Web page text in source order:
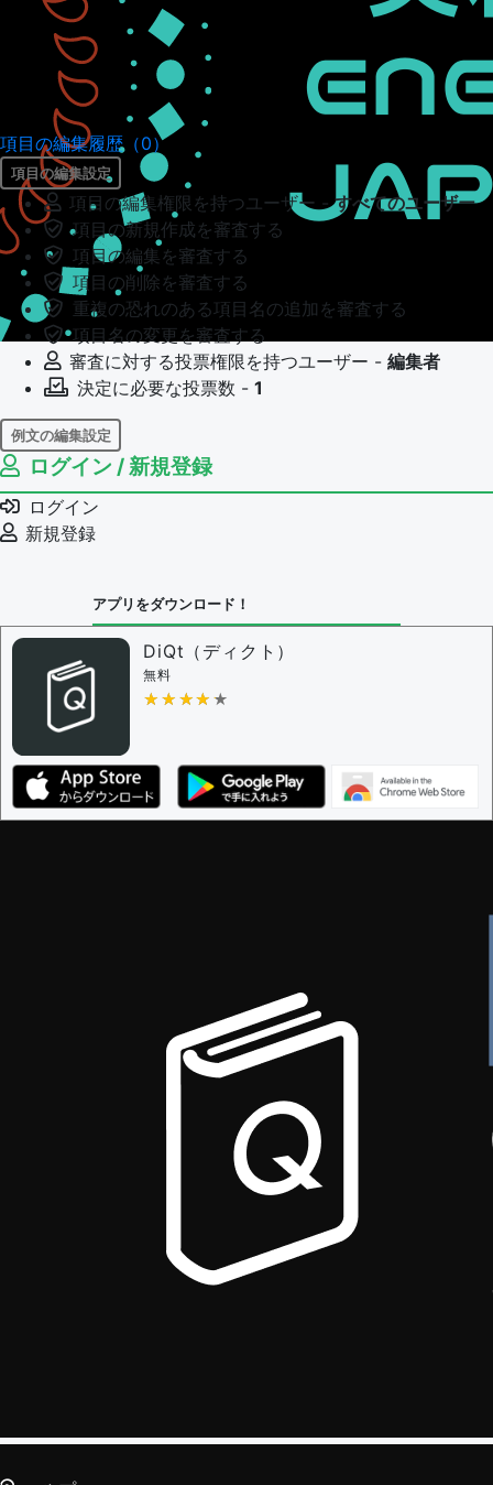
項目の編集履歴（0）
項目の編集設定
項目の編集権限を持つユーザー -すべてのユーザー
項目の新規作成を審査する
項目の編集を審査する
項目の削除を審査する
重複の恐れのある項目名の追加を審査する
項目名の変更を審査する
審査に対する投票権限を持つユーザー - 編集者
決定に必要な投票数 - 1
例文の編集設定
例文の編集権限を持つユーザー -
例文の編集を審査する
例文の削除を審査する
審査に対する投票権限を持つユーザー -
問題の編集権限を持つユーザー -
審査に対する投票権限を持つユーザー -
ザー
決定に必要な投票数 -
編集ガイドライン
ログイン / 新規登録
ログイン
新規登録
アプリをダウンロード！
DiQt（ディクト）
無料
★★★★★
★★★★★